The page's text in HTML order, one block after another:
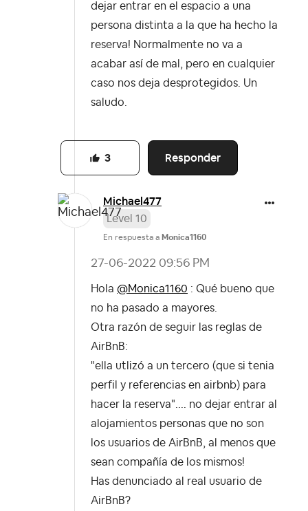
dejar entrar en el espacio a una
persona distinta a la que ha hecho la
reserva! Normalmente no va a
acabar así de mal, pero en cualquier
caso nos deja desprotegidos. Un
saludo.
Responder
3
Michael477
Level 10
En respuesta a Monica1160
‎27-06-2022 09:56 PM
Hola @Monica1160 : Qué bueno que
no ha pasado a mayores.
Otra razón de seguir las reglas de
AirBnB:
"ella utlizó a un tercero (que si tenia
perfil y referencias en airbnb) para
hacer la reserva".... no dejar entrar al
alojamientos personas que no son
los usuarios de AirBnB, al menos que
sean compañía de los mismos!
Has denunciado al real usuario de
AirBnB?